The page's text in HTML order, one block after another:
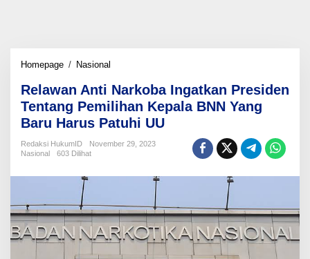
Homepage / Nasional
Narkoba
Ingatkan
Presiden
Tentang
Pemilihan
Kepala
Yang
Patuhi
UU
Relawan Anti Narkoba Ingatkan Presiden
Tentang Pemilihan Kepala BNN Yang
Baru Harus Patuhi UU
Redaksi HukumID
November 29, 2023
Nasional
603 Dilihat